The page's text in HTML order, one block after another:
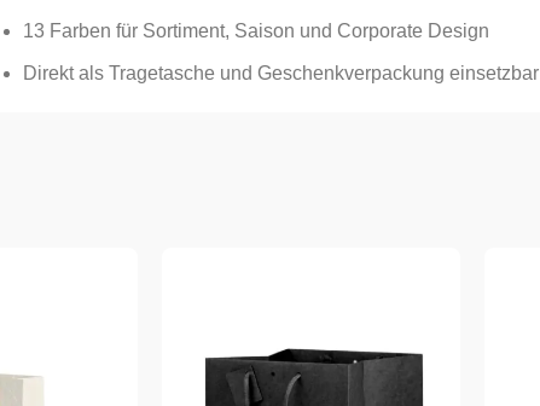
13 Farben für Sortiment, Saison und Corporate Design
Direkt als Tragetasche und Geschenkverpackung einsetzbar